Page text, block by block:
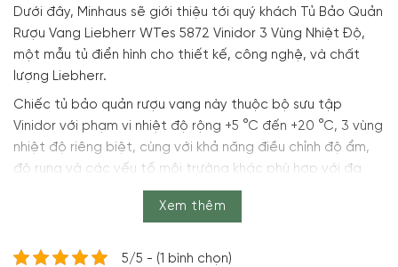
Dưới đây, Minhaus sẽ giới thiệu tới quý khách Tủ Bảo Quản
Rượu Vang Liebherr WTes 5872 Vinidor 3 Vùng Nhiệt Độ,
một mẫu tủ điển hình cho thiết kế, công nghệ, và chất
lượng Liebherr.
Chiếc tủ bảo quản rượu vang này thuộc bộ sưu tập
Vinidor với phạm vi nhiệt độ rộng +5 °C đến +20 °C, 3 vùng
nhiệt độ riêng biệt, cùng với khả năng điều chỉnh độ ẩm,
độ rung và các yếu tố môi trường khác phù hợp với đa
dạng nhu cầu bảo quản rượu.
Xem thêm
5/5 - (1 bình chọn)